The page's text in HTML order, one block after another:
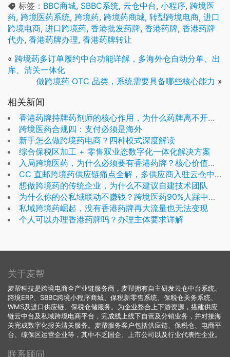
标签： BBC商城, SBBC系统, 云仓中台, 小程序, 跨境医
药, 跨境医药系统, 跨境药, 跨境药商城, 转型跨境电商, 进口
跨境电商, 进口跨境药, 香港批发药牌, 香港药牌, 香港药牌
代办, 香港药牌办理, 香港药牌转让
« 跨境药多订单履约中台功能详解，多海外仓自动分单、出
库、清关一体化
做跨境药 OTC 品类，系统需要具备哪些核心能力 »
相关新闻
香港药牌持牌药剂师的核心作用，为什么药牌离不开药剂师
跨境医药合规四：支付必须是海外
新手怎么做跨境药电商？四种模式深度解读
综合保税区加工 + 零售双业态数字化一体化解决方案
入局跨境医药，为什么必须要有香港药牌？核心价值解析
CC 直邮跨境药供应链痛点全解，多供应商入驻云仓中台系统一站式落地
想做跨境药的传统企业，为什么不建议自建技术团队
为什么你的公私域联动不赚钱？跨境医药90%人踩中的落地误区
私域跨境药崛起，没有香港药牌再大流量也无法变现
个人可以办理香港药牌吗？办理主体要求详解
关于麦帮
麦帮科技是跨境电商全产业链服务商，麦帮拥有自主研发云仓中台系统、
跨境ERP、SBBC跨境小程序商城、保税新零售系统、保税仓关务系统、
WMS及进口供应链、保税仓储服务。为企业整合上下游资源，搭建供应
链云中台及私域跨境电商平台，完成线上线下自营及分销业务，并对接海
关完成数字化报关清关服务。麦帮服务客户包括供应链、保税仓、电商平
台、综保区运营企业等，其中不乏国企、上市公司以及行业代表性企业。
联系顾问